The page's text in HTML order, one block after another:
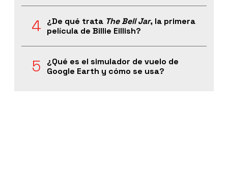
¿De qué trata The Bell Jar, la primera
película de Billie Eillish?
¿Qué es el simulador de vuelo de
Google Earth y cómo se usa?